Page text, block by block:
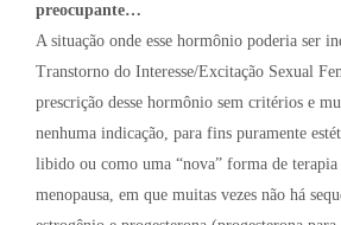
preocupante…
A situação onde esse hormônio poderia ser
Transtorno do Interesse/Excitação Sexual
prescrição desse hormônio sem critérios e
nenhuma indicação, para fins puramente
libido ou como uma “nova” forma de
menopausa, em que muitas vezes não há